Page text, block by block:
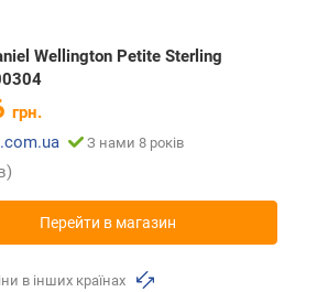
Wellington Petite Sterling
грн.
З нами 8 років
Перейти в магазин
в інших країнах